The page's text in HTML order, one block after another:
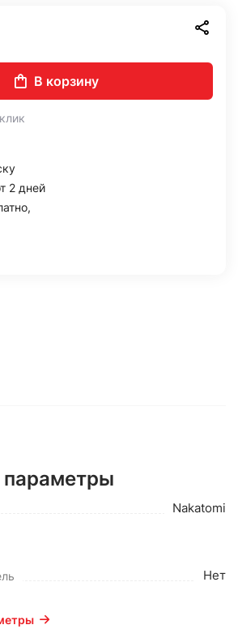
В корзину
2 дней
Nakatomi
Нет